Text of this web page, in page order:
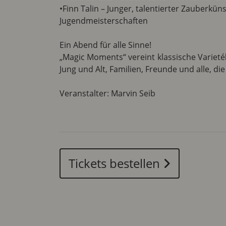
•Finn Talin – Junger, talentierter
Jugendmeisterschaften
Ein Abend für alle Sinne!
„Magic Moments“ vereint klassische
Jung und Alt, Familien, Freunde und alle,
Veranstalter: Marvin Seib
Tickets bestellen